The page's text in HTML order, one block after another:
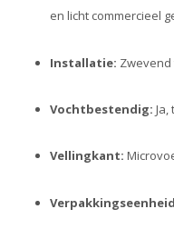
en licht commercieel
Installatie: Zwevend
Vochtbestendig:
Vellingkant: